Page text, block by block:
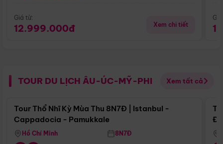
Giá từ:
12.999.000đ Xem chi tiết
TOUR DU LỊCH ÂU-ÚC-MỸ-PHI Xem tất cả
Điểm nổi bật
Tour Thổ Nhĩ Kỳ Mùa Thu 8N7Đ | Istanbul -
Cappadocia - Pamukkale
Hồ Chí Minh 8N7Đ